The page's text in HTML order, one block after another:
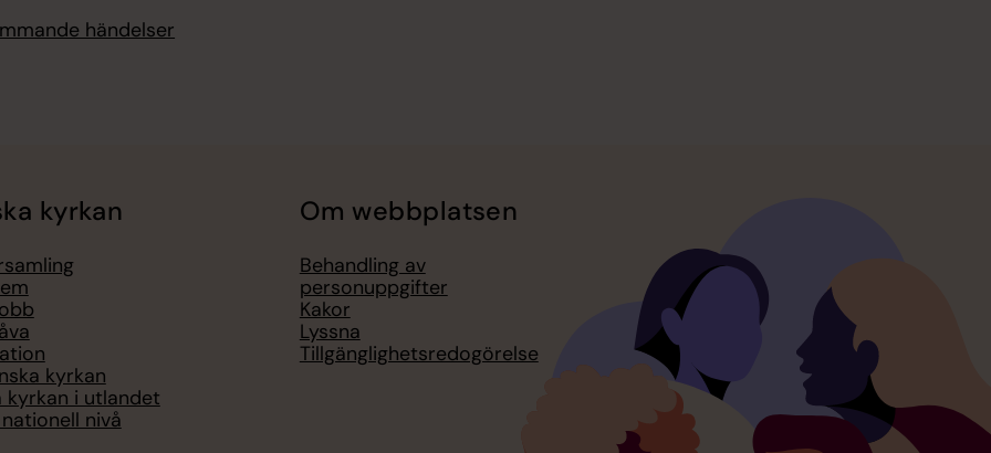
händelser
kyrkan
kyrkan
kyrkan i utlandet
nivå
Om webbplatsen
Behandling av
personuppgifter
Kakor
Lyssna
Tillgänglighetsredogörelse